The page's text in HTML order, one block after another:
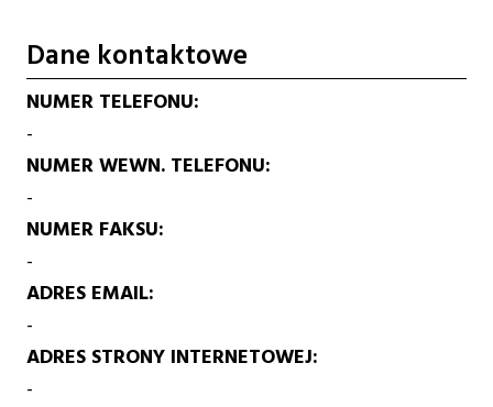
Dane kontaktowe
NUMER TELEFONU
-
NUMER WEWN. TELEFONU
-
NUMER FAKSU
-
ADRES EMAIL
-
ADRES STRONY INTERNETOWEJ
-